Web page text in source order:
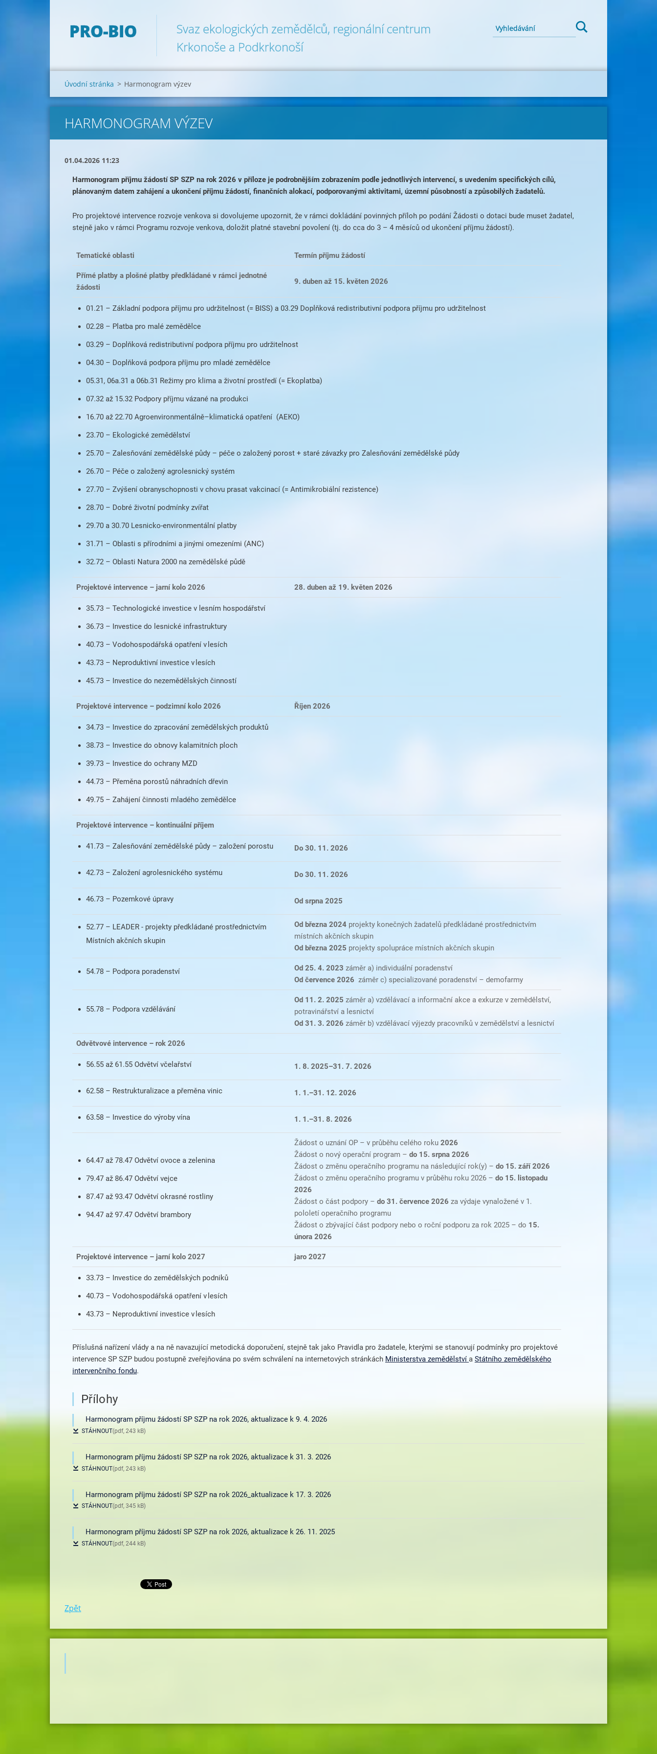
PRO-BIO
Svaz ekologických zemědělců, regionální centrum
Krkonoše a Podkrkonoší
Úvodní stránka > Harmonogram výzev
HARMONOGRAM VÝZEV
01.04.2026 11:23
Harmonogram příjmu žádostí SP SZP na rok 2026 v příloze je podrobnějším zobrazením podle jednotlivých intervencí, s uvedením specifických cílů,
plánovaným datem zahájení a ukončení příjmu žádostí, finančních alokací, podporovanými aktivitami, územní působností a způsobilých žadatelů.
Pro projektové intervence rozvoje venkova si dovolujeme upozornit, že v rámci dokládání povinných příloh po podání Žádosti o dotaci bude muset žadatel,
stejně jako v rámci Programu rozvoje venkova, doložit platné stavební povolení (tj. do cca do 3 – 4 měsíců od ukončení příjmu žádostí).
Tematické oblasti Termín příjmu žádostí
Přímé platby a plošné platby předkládané v rámci jednotné
žádosti
9. duben až 15. květen 2026
01.21 – Základní podpora příjmu pro udržitelnost (= BISS) a 03.29 Doplňková redistributivní podpora příjmu pro udržitelnost
02.28 – Platba pro malé zemědělce
03.29 – Doplňková redistributivní podpora příjmu pro udržitelnost
04.30 – Doplňková podpora příjmu pro mladé zemědělce
05.31, 06a.31 a 06b.31 Režimy pro klima a životní prostředí (= Ekoplatba)
07.32 až 15.32 Podpory příjmu vázané na produkci
16.70 až 22.70 Agroenvironmentálně–klimatická opatření (AEKO)
23.70 – Ekologické zemědělství
25.70 – Zalesňování zemědělské půdy – péče o založený porost + staré závazky pro Zalesňování zemědělské půdy
26.70 – Péče o založený agrolesnický systém
27.70 – Zvýšení obranyschopnosti v chovu prasat vakcinací (= Antimikrobiální rezistence)
28.70 – Dobré životní podmínky zvířat
29.70 a 30.70 Lesnicko-environmentální platby
31.71 – Oblasti s přírodními a jinými omezeními (ANC)
32.72 – Oblasti Natura 2000 na zemědělské půdě
Projektové intervence – jarní kolo 2026 28. duben až 19. květen 2026
35.73 – Technologické investice v lesním hospodářství
36.73 – Investice do lesnické infrastruktury
40.73 – Vodohospodářská opatření v lesích
43.73 – Neproduktivní investice v lesích
45.73 – Investice do nezemědělských činností
Projektové intervence – podzimní kolo 2026 Říjen 2026
34.73 – Investice do zpracování zemědělských produktů
38.73 – Investice do obnovy kalamitních ploch
39.73 – Investice do ochrany MZD
44.73 – Přeměna porostů náhradních dřevin
49.75 – Zahájení činnosti mladého zemědělce
Projektové intervence – kontinuální příjem
41.73 – Zalesňování zemědělské půdy – založení porostu Do 30. 11. 2026
42.73 – Založení agrolesnického systému Do 30. 11. 2026
46.73 – Pozemkové úpravy Od srpna 2025
52.77 – LEADER - projekty předkládané prostřednictvím
Místních akčních skupin
Od března 2024 projekty konečných žadatelů předkládané prostřednictvím
místních akčních skupin
Od března 2025 projekty spolupráce místních akčních skupin
54.78 – Podpora poradenství Od 25. 4. 2023 záměr a) individuální poradenství
Od července 2026 záměr c) specializované poradenství – demofarmy
55.78 – Podpora vzdělávání
Od 11. 2. 2025 záměr a) vzdělávací a informační akce a exkurze v zemědělství,
potravinářství a lesnictví
Od 31. 3. 2026 záměr b) vzdělávací výjezdy pracovníků v zemědělství a lesnictví
Odvětvové intervence – rok 2026
56.55 až 61.55 Odvětví včelařství 1. 8. 2025–31. 7. 2026
62.58 – Restrukturalizace a přeměna vinic 1. 1.–31. 12. 2026
63.58 – Investice do výroby vína 1. 1.–31. 8. 2026
64.47 až 78.47 Odvětví ovoce a zelenina
79.47 až 86.47 Odvětví vejce
87.47 až 93.47 Odvětví okrasné rostliny
94.47 až 97.47 Odvětví brambory
Žádost o uznání OP – v průběhu celého roku 2026
Žádost o nový operační program – do 15. srpna 2026
Žádost o změnu operačního programu na následující rok(y) – do 15. září 2026
Žádost o změnu operačního programu v průběhu roku 2026 – do 15. listopadu
2026
Žádost o část podpory – do 31. července 2026 za výdaje vynaložené v 1.
pololetí operačního programu
Žádost o zbývající část podpory nebo o roční podporu za rok 2025 – do 15.
února 2026
Projektové intervence – jarní kolo 2027 jaro 2027
33.73 – Investice do zemědělských podniků
40.73 – Vodohospodářská opatření v lesích
43.73 – Neproduktivní investice v lesích
Příslušná nařízení vlády a na ně navazující metodická doporučení, stejně tak jako Pravidla pro žadatele, kterými se stanovují podmínky pro projektové
intervence SP SZP budou postupně zveřejňována po svém schválení na internetových stránkách Ministerstva zemědělství a Státního zemědělského
intervenčního fondu.
Přílohy
Harmonogram příjmu žádostí SP SZP na rok 2026, aktualizace k 9. 4. 2026
STÁHNOUT(pdf, 243 kB)
Harmonogram příjmu žádostí SP SZP na rok 2026, aktualizace k 31. 3. 2026
STÁHNOUT(pdf, 243 kB)
Harmonogram příjmu žádostí SP SZP na rok 2026_aktualizace k 17. 3. 2026
STÁHNOUT(pdf, 345 kB)
Harmonogram příjmu žádostí SP SZP na rok 2026, aktualizace k 26. 11. 2025
STÁHNOUT(pdf, 244 kB)
Zpět